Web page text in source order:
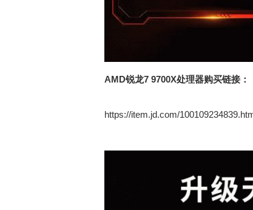
AMD锐龙7 9700X处理器购买链接：
https://item.jd.com/